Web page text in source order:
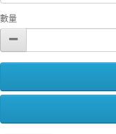
數量